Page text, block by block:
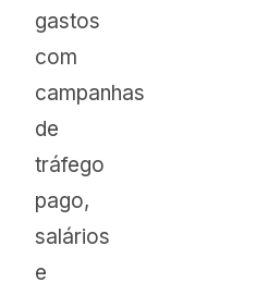
gastos
com
campanhas
de
tráfego
pago,
salários
e